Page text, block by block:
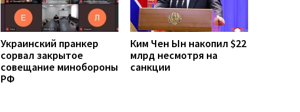
Украинский пранкер
сорвал закрытое
совещание минобороны
РФ
Ким Чен Ын накопил $22
млрд несмотря на
санкции